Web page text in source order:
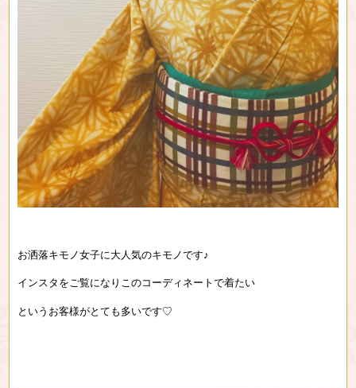
お洒落キモノ女子に大人気のキモノです♪
インスタをご覧になりこのコーディネートで着たい
というお客様がとても多いです♡